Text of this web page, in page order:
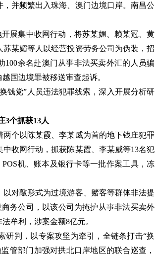
并频繁出入珠海、澳门边境口岸。南昌公
展集中收网行动，将苏某媚、赖某冠、黄
某媚等人以经营投资劳务公司为伪装，招
100余名赴澳门从事非法买卖外汇的人员骗
国边境罪被移送审查起诉。
党”人员违法犯罪线索，深入开展分析研
3个抓获13人
个以陈某霞、李某威为首的地下钱庄犯罪
收网行动，抓获陈某霞、李某威等13名犯
机、账本及银行卡等一批作案工具，冻
对敲形式为过境游客、赌客等群体非法提
务公司，以该公司为掩护从事非法买卖外
牟利，涉案金额8亿元。
判，以专案攻坚为牵引，全链条打击“换
管部门加强对拱北口岸地区的联合巡查，